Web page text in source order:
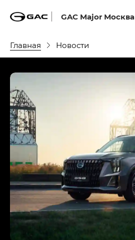
GAC Major Москва
Главная Новости